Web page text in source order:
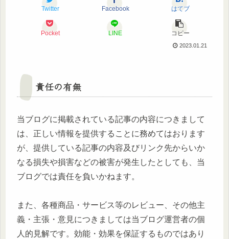
Twitter Facebook はてブ
Pocket LINE コピー
2023.01.21
責任の有無
当ブログに掲載されている記事の内容につきまして
は、正しい情報を提供することに務めてはおります
が、提供している記事の内容及びリンク先からいか
なる損失や損害などの被害が発生したとしても、当
ブログでは責任を負いかねます。
また、各種商品・サービス等のレビュー、その他主
義・主張・意見につきましては当ブログ運営者の個
人的見解です。効能・効果を保証するものではあり